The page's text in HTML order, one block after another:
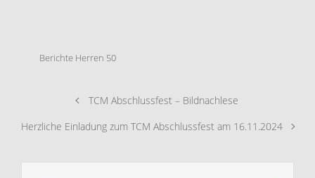
Berichte Herren 50
TCM Abschlussfest – Bildnachlese
Herzliche Einladung zum TCM Abschlussfest am 16.11.2024